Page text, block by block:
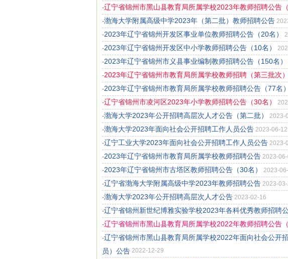
·辽宁省锦州市黑山县教育局所属学校2023年教师招聘公告（
·渤海大学附属高级中学2023年（第二批）教师招聘公告
·2023年辽宁省锦州开发区事业单位教师招聘公告（20名）
·2023年辽宁省锦州开发区中小学教师招聘公告（10名）
·2023年辽宁省锦州市义县事业编制教师招聘公告（150名）
·2023年辽宁省锦州市教育局所属学校教师招聘（第三批次
·2023年辽宁省锦州市教育局所属学校教师招聘公告（77名）
·辽宁省锦州市凌河区2023年小学教师招聘公告（30名）
·渤海大学2023年公开招聘高层次人才公告（第二批）
2023-
·渤海大学2023年面向社会公开招聘工作人员公告 2023-06-12
·辽宁工业大学2023年面向社会公开招聘工作人员公告 2023-
·2023年辽宁省锦州市教育局所属学校教师招聘公告 2023-
·2023年辽宁省锦州市古塔区教师招聘公告（30名）
2023-
·辽宁省渤海大学附属高级中学2023年教师招聘公告 2023-
·渤海大学2023年公开招聘高层次人才公告 2023-02-16
·辽宁省锦州新世纪博雅实验学校2023年各科优秀教师招聘
·辽宁省锦州市黑山县教育局所属学校2022年教师招聘公告（
·辽宁省锦州市黑山县教育局所属学校2022年面向社会公开
员）公告 2022-12-29